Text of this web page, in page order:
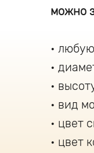
можно
вид
цвет
цвет